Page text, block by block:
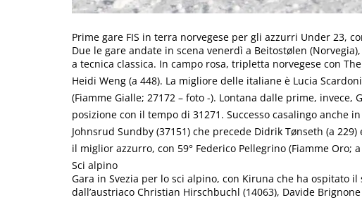
Prime gare FIS in terra norvegese per gli azzurri Under 23,
Due le gare andate in scena venerdì a Beitostølen
a tecnica classica. In campo rosa, tripletta norvegese con
Heidi Weng (a 448). La migliore delle italiane è Lucia Scardoni
(Fiamme Gialle; 27172 – foto -). Lontana dalle prime,
posizione con il tempo di 31271. Successo casalingo
Johnsrud Sundby (37151) che precede Didrik Tønseth (a
il miglior azzurro, con 59° Federico Pellegrino (Fiamme Oro; a
Sci alpino
Gara in Svezia per lo sci alpino, con Kiruna che ha ospitato il
dall’austriaco Christian Hirschbuchl (14063), Davide Brignone